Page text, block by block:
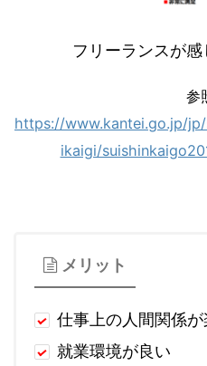
フリーランスが
参
https://www.kantei.go.jp/
ikaigi/
メリット
仕事上の人間関係が
就業環境が良い